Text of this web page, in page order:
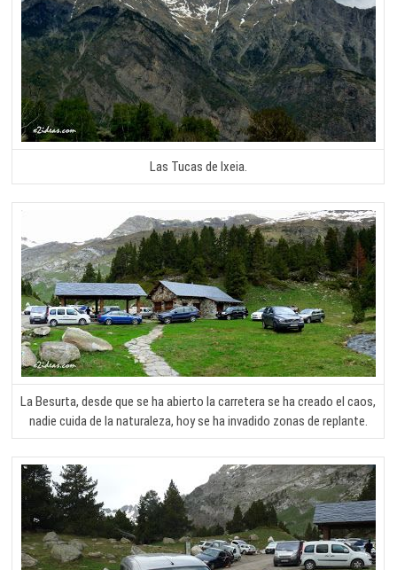
Las Tucas de Ixeia.
La Besurta, desde que se ha abierto la carretera se ha creado el caos,
nadie cuida de la naturaleza, hoy se ha invadido zonas de replante.